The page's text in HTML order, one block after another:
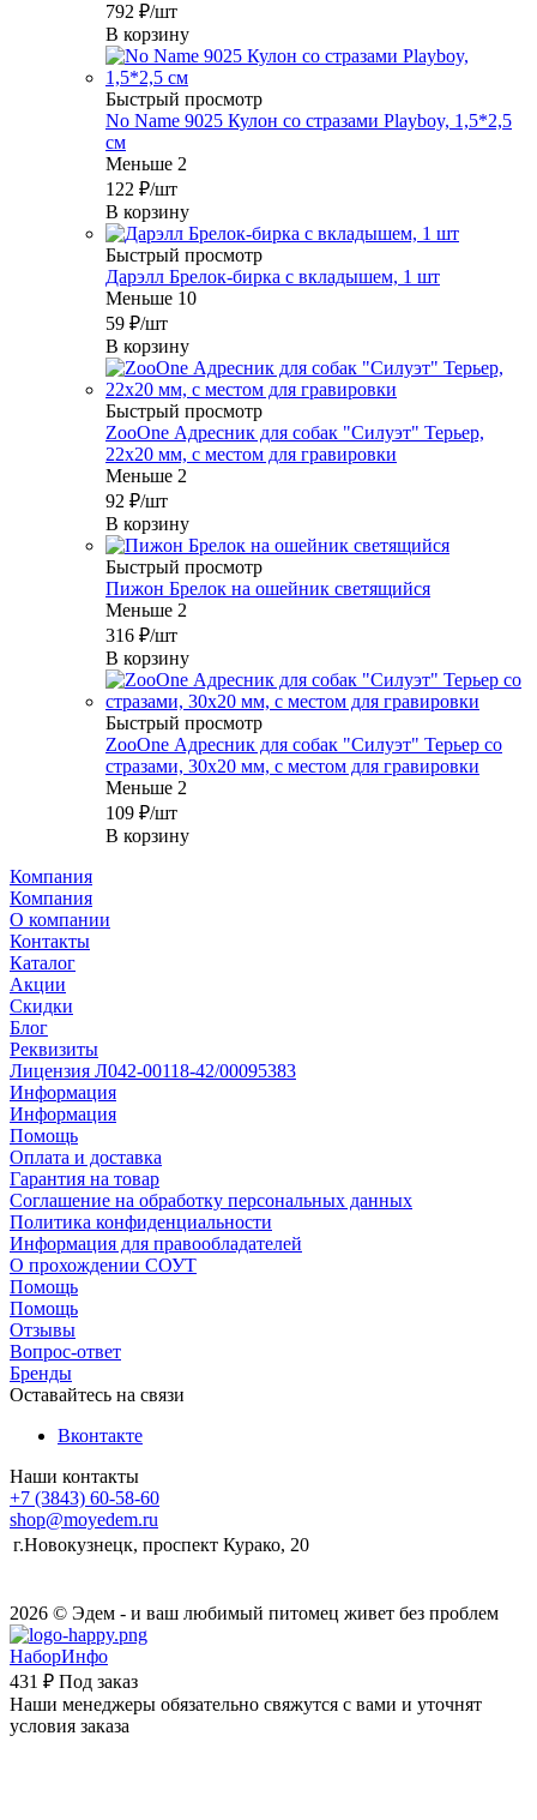
792 ₽/шт
В корзину
Быстрый просмотр
No Name 9025 Кулон со стразами Playboy, 1,5*2,5
см
Меньше 2
122 ₽/шт
В корзину
Быстрый просмотр
Дарэлл Брелок-бирка с вкладышем, 1 шт
Меньше 10
59 ₽/шт
В корзину
Быстрый просмотр
ZooOne Адресник для собак "Силуэт" Терьер,
22x20 мм, с местом для гравировки
Меньше 2
92 ₽/шт
В корзину
Быстрый просмотр
Пижон Брелок на ошейник светящийся
Меньше 2
316 ₽/шт
В корзину
Быстрый просмотр
ZooOne Адресник для собак "Силуэт" Терьер со
стразами, 30x20 мм, с местом для гравировки
Меньше 2
109 ₽/шт
В корзину
Компания
Компания
О компании
Контакты
Каталог
Акции
Скидки
Блог
Реквизиты
Лицензия Л042-00118-42/00095383
Информация
Информация
Помощь
Оплата и доставка
Гарантия на товар
Соглашение на обработку персональных данных
Политика конфиденциальности
Информация для правообладателей
О прохождении СОУТ
Помощь
Помощь
Отзывы
Вопрос-ответ
Бренды
Оставайтесь на связи
Вконтакте
Наши контакты
+7 (3843) 60-58-60
shop@moyedem.ru
г.Новокузнецк, проспект Курако, 20
2026 © Эдем - и ваш любимый питомец живет без проблем
НаборИнфо
431 ₽ Под заказ
Наши менеджеры обязательно свяжутся с вами и уточнят
условия заказа